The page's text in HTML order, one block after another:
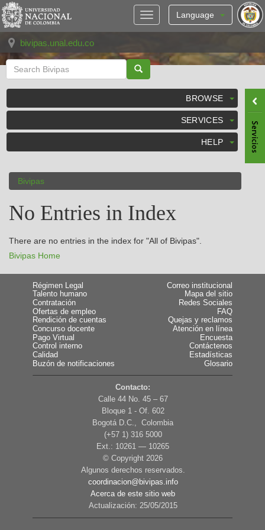
Skip
navigation
Language
bivipas.unal.edu.co
BROWSE
SERVICES
HELP
Bivipas
No Entries in Index
There are no entries in the index for "All of Bivipas".
Bivipas Home
Régimen Legal
Talento humano
Contratación
Ofertas de empleo
Rendición de cuentas
Concurso docente
Pago Virtual
Control interno
Calidad
Buzón de notificaciones
Correo institucional
Mapa del sitio
Redes Sociales
FAQ
Quejas y reclamos
Atención en línea
Encuesta
Contáctenos
Estadísticas
Glosario
Contacto:
Calle 44 No. 45 – 67
Bloque 1 - Of. 602
Bogotá D.C., Colombia
(+57 1) 316 5000
Ext.: 10261 — 10265
© Copyright 2026
Algunos derechos reservados.
coordinacion@bivipas.info
Acerca de este sitio web
Actualización: 25/05/2015